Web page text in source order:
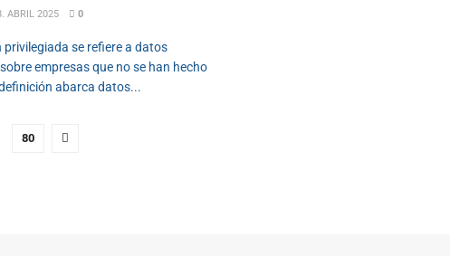
ABRIL 2025 0
se refiere a datos
empresas que no se han hecho
abarca datos...
80